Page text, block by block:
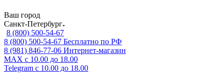
Ваш город
Санкт-Петербург
8 (800) 500-54-67
8 (800) 500-54-67 Бесплатно по РФ
8 (981) 846-77-06 Интернет-магазин
MAX с 10.00 до 18.00
Telegram с 10.00 до 18.00